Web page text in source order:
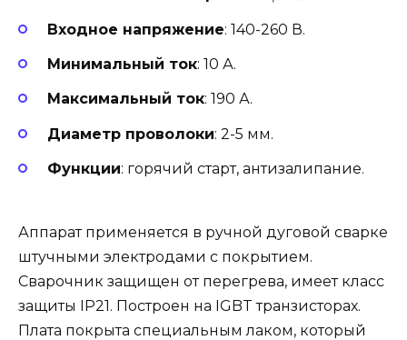
Входное напряжение: 140-260 В.
Минимальный ток: 10 А.
Максимальный ток: 190 А.
Диаметр проволоки: 2-5 мм.
Функции: горячий старт, антизалипание.
Аппарат применяется в ручной дуговой сварке
штучными электродами с покрытием.
Сварочник защищен от перегрева, имеет класс
защиты IP21. Построен на IGBT транзисторах.
Плата покрыта специальным лаком, который